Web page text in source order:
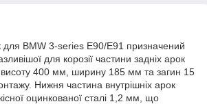
для BMW 3-series E90/E91 призначений
для корозії частини задніх арок
400 мм, ширину 185 мм та загин 15
Нижня частина внутрішніх арок
оцинкованої сталі 1,2 мм, що